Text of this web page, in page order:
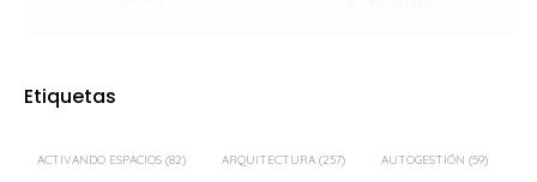
Etiquetas
ACTIVANDO ESPACIOS (82) ARQUITECTURA (257) AUTOGESTIÓN (59)